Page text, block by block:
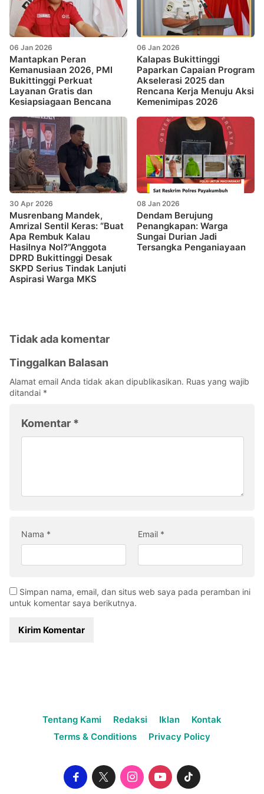
06 Jan 2026
Mantapkan Peran
Kemanusiaan 2026, PMI
Bukittinggi Perkuat
Layanan Gratis dan
Kesiapsiagaan Bencana
06 Jan 2026
Kalapas Bukittinggi
Paparkan Capaian Program
Akselerasi 2025 dan
Rencana Kerja Menuju Aksi
Kemenimipas 2026
30 Apr 2026
Musrenbang Mandek,
Amrizal Sentil Keras: “Buat
Apa Rembuk Kalau
Hasilnya Nol?”Anggota
DPRD Bukittinggi Desak
SKPD Serius Tindak Lanjuti
Aspirasi Warga MKS
08 Jan 2026
Dendam Berujung
Penangkapan: Warga
Sungai Durian Jadi
Tersangka Penganiayaan
Tidak ada komentar
Tinggalkan Balasan
Alamat email Anda tidak akan dipublikasikan. Ruas yang wajib
ditandai *
Komentar *
Nama * Email *
Simpan nama, email, dan situs web saya pada peramban ini
untuk komentar saya berikutnya.
Tentang Kami Redaksi Iklan
Kontak
Terms & Conditions
Privacy Policy